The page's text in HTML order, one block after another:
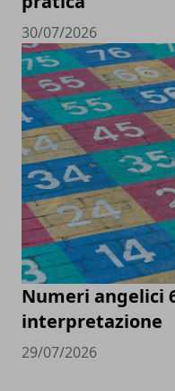
30/07/2026
Numeri angelici
interpretazione
29/07/2026